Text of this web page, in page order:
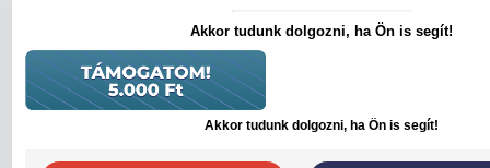
Akkor tudunk dolgozni, ha Ön is segít!
Akkor tudunk dolgozni, ha Ön is segít!